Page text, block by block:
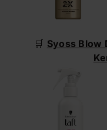
🛒 Syoss Blow